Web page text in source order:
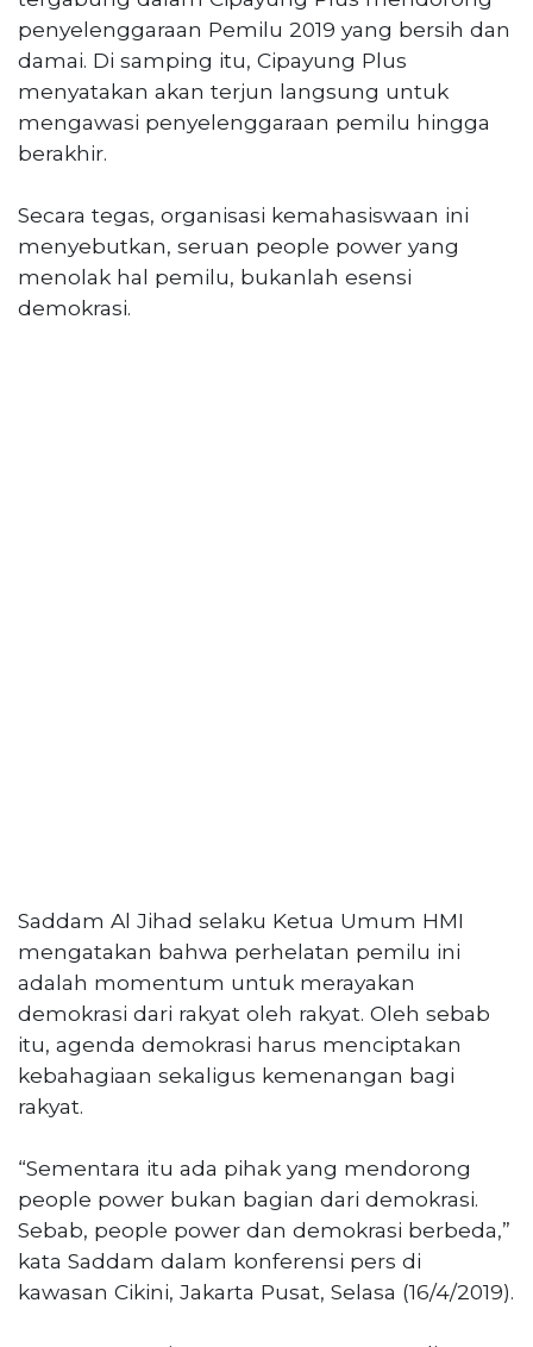
penyelenggaraan Pemilu 2019 yang bersih dan
damai. Di samping itu, Cipayung Plus
menyatakan akan terjun langsung untuk
mengawasi penyelenggaraan pemilu hingga
berakhir.
Secara tegas, organisasi kemahasiswaan ini
menyebutkan, seruan people power yang
menolak hal pemilu, bukanlah esensi
demokrasi.
Saddam Al Jihad selaku Ketua Umum HMI
mengatakan bahwa perhelatan pemilu ini
adalah momentum untuk merayakan
demokrasi dari rakyat oleh rakyat. Oleh sebab
itu, agenda demokrasi harus menciptakan
kebahagiaan sekaligus kemenangan bagi
rakyat.
“Sementara itu ada pihak yang mendorong
people power bukan bagian dari demokrasi.
Sebab, people power dan demokrasi berbeda,”
kata Saddam dalam konferensi pers di
kawasan Cikini, Jakarta Pusat, Selasa (16/4/2019).